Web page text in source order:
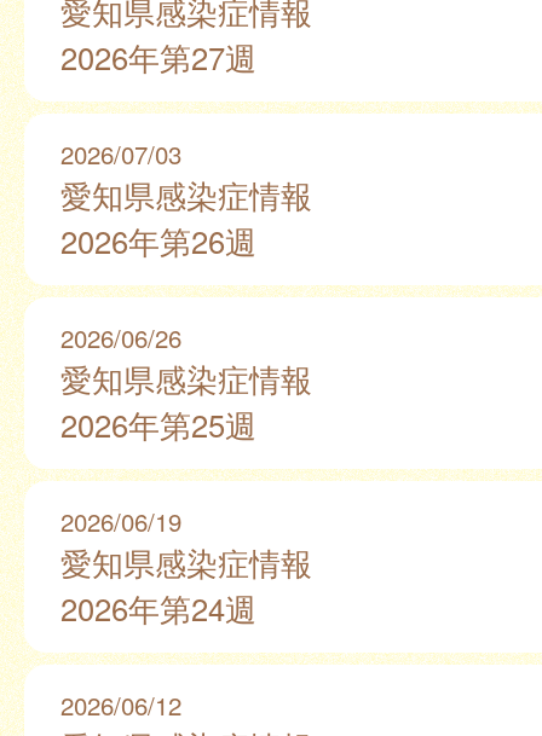
愛知県感染症情報
2026年第27週
2026/07/03
愛知県感染症情報
2026年第26週
2026/06/26
愛知県感染症情報
2026年第25週
2026/06/19
愛知県感染症情報
2026年第24週
2026/06/12